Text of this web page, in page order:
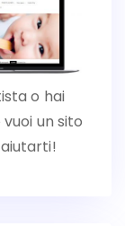
o hai
un sito